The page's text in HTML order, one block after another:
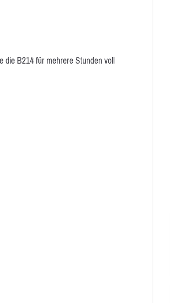
die B214 für mehrere Stunden voll